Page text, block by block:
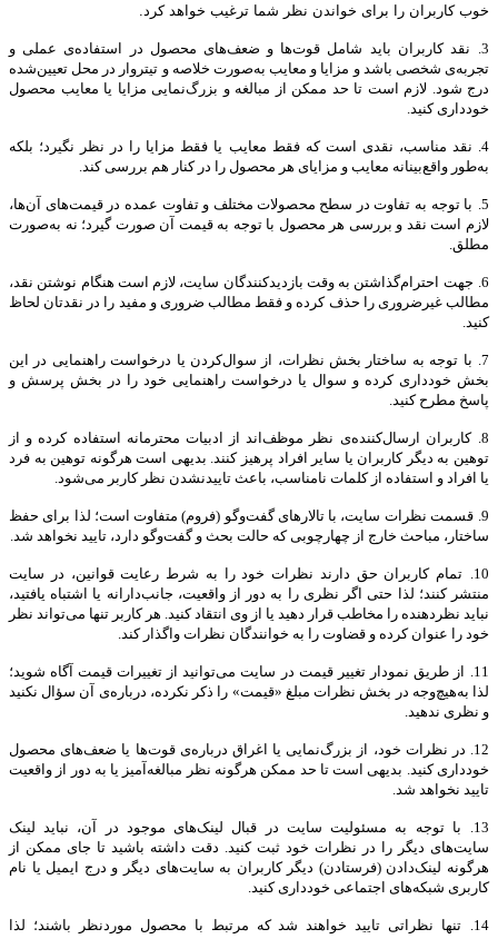
خوب کاربران را برای خواندن نظر شما ترغیب خواهد کرد.
3.
نقد کاربران باید شامل قوت‌ها و ضعف‌های محصول در استفاده‌ی عملی و
تجربه‌ی شخصی باشد و مزایا و معایب به‌صورت خلاصه و تیتروار در محل تعیین‌شده
درج شود. لازم است تا حد ممکن از مبالغه و بزرگ‌نمایی مزایا یا معایب محصول
خودداری کنید.
4. نقد مناسب، نقدی است که فقط معایب یا فقط مزایا را در نظر نگیرد؛ بلکه
به‌طور واقع‌بینانه معایب و مزایای هر محصول را در کنار هم بررسی کند
5.
با توجه به تفاوت در سطح محصولات مختلف و تفاوت عمده در قیمت‌های آن‌ها،
لازم است نقد و بررسی هر محصول با توجه به قیمت آن صورت گیرد؛ نه به‌صورت
مطلق
6. جهت احترام‌گذاشتن به وقت بازدیدکنندگان سایت، لازم است هنگام نوشتن نقد،
مطالب غیرضروری را حذف کرده و فقط مطالب ضروری و مفید را در نقدتان لحاظ
کنید
7.
با توجه به ساختار بخش نظرات، از سوال‌کردن یا درخواست راهنمایی در این
بخش خودداری کرده و سوال یا درخواست راهنمایی خود را در بخش پرسش و
پاسخ مطرح کنید.
8.
کاربران ارسال‌کننده‌ی نظر موظف‌اند از ادبیات محترمانه استفاده کرده و از
توهین به دیگر کاربران یا سایر افراد پرهیز کنند. بدیهی است هرگونه توهین به فرد
یا افراد و استفاده از کلمات نامناسب، باعث تاییدنشدن نظر کاربر می‌شود
9. قسمت نظرات سایت، با تالارهای گفت‌وگو (فروم) متفاوت است؛ لذا برای حفظ
ساختار، مباحث خارج از چهارچوبی که حالت بحث و گفت‌وگو دارد، تایید نخواهد شد
10.
تمام کاربران حق دارند نظرات خود را به شرط رعایت قوانین، در سایت
منتشر کنند؛ لذا حتی اگر نظری را به دور از واقعیت، جانب‌دارانه یا اشتباه یافتید،
نباید نظردهنده را مخاطب قرار دهید یا از وی انتقاد کنید. هر کاربر تنها می‌تواند نظر
خود را عنوان کرده و قضاوت را به خوانندگان نظرات واگذار کند
11.
از طریق نمودار تغییر قیمت در سایت می‌توانید از تغییرات قیمت آگاه شوید؛
لذا به‌هیچ‌وجه در بخش نظرات مبلغ «قیمت» را ذکر نکرده، درباره‌ی آن سؤال نکنید
و نظری ندهید.
12. در نظرات خود، از بزرگ‌نمایی یا اغراق درباره‌ی قوت‌ها یا ضعف‌های محصول
خودداری کنید. بدیهی است تا حد ممکن هرگونه نظر مبالغه‌آمیز یا به دور از واقعیت
تایید نخواهد شد
13.
با توجه به مسئولیت سایت در قبال لینک‌های موجود در آن، نباید لینک
سایت‌های دیگر را در نظرات خود ثبت کنید. دقت داشته باشید تا جای ممکن از
هرگونه لینک‌دادن (فرستادن) دیگر کاربران به سایت‌های دیگر و درج ایمیل یا نام
کاربری شبکه‌های اجتماعی خودداری کنید
14.
تنها نظراتی تایید خواهند شد که مرتبط با محصول موردنظر باشند؛ لذا